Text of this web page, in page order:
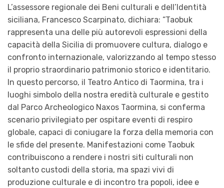
L’assessore regionale dei Beni culturali e dell’Identità
siciliana, Francesco Scarpinato, dichiara: “Taobuk
rappresenta una delle più autorevoli espressioni della
capacità della Sicilia di promuovere cultura, dialogo e
confronto internazionale, valorizzando al tempo stesso
il proprio straordinario patrimonio storico e identitario.
In questo percorso, il Teatro Antico di Taormina, tra i
luoghi simbolo della nostra eredità culturale e gestito
dal Parco Archeologico Naxos Taormina, si conferma
scenario privilegiato per ospitare eventi di respiro
globale, capaci di coniugare la forza della memoria con
le sfide del presente. Manifestazioni come Taobuk
contribuiscono a rendere i nostri siti culturali non
soltanto custodi della storia, ma spazi vivi di
produzione culturale e di incontro tra popoli, idee e